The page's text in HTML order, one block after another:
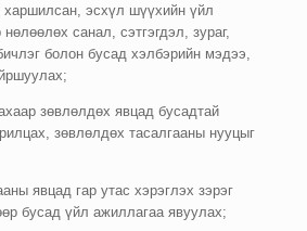
харшилсан, эсхүл шүүхийн үйл
санал, сэтгэгдэл, зураг,
болон бусад хэлбэрийн мэдээ,
зөвлөлдөх явцад бусадтай
зөвлөлдөх тасалгааны нууцыг
явцад гар утас хэрэглэх зэрэг
бусад үйл ажиллагаа явуулах;